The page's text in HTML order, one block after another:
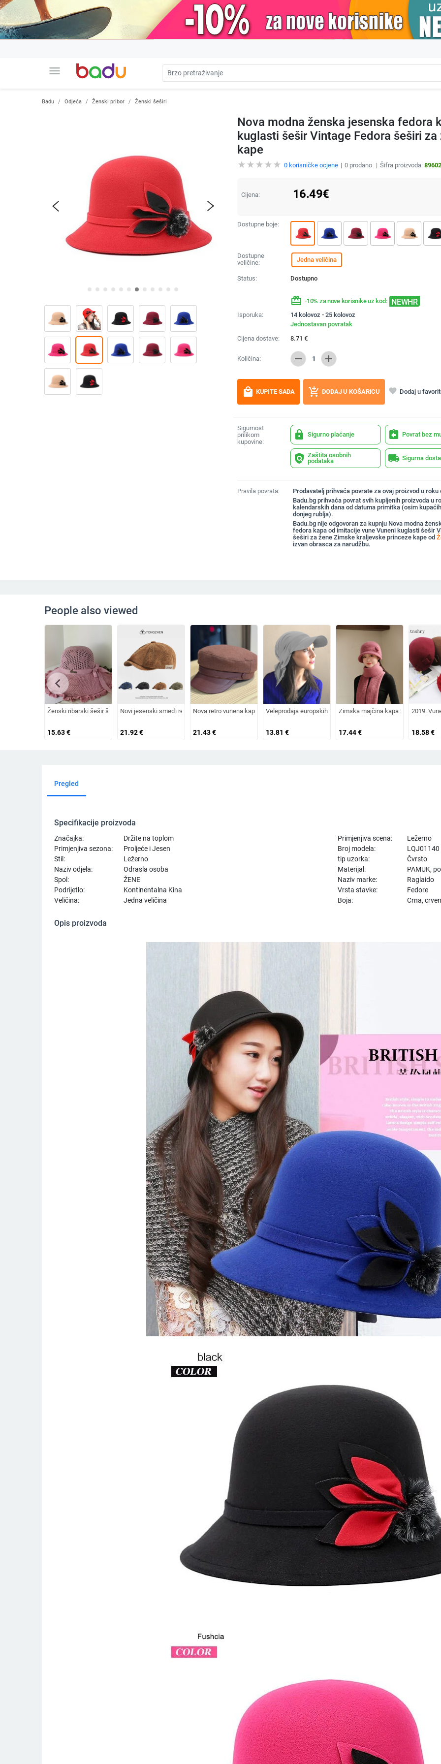
menu
Badu Odjeća Ženski pribor Ženski šeširi
Nova modna ženska jesenska fedora
kuglasti šešir Vintage Fedora šeširi
kape
0korisničke ocjene 0prodano Šifra proizvoda:
Cijena: 16.49€
Dostupne boje:
Dostupne
veličine:
Jedna veličina
Status: Dostupno
redeem -10% za nove korisnike uz kod: NEWHR
Isporuka:
14 kolovoz - 25 kolovoz
Jednostavan povratak
Cijena dostave:
8.71 €
Količina: remove 1 add
local_mall KUPITE SADA add_shopping_cart DODAJ U KOŠARICU favorite Dodaj u
Sigurnost
prilikom
kupovine:
lock Sigurno plaćanje assignment_return Povrat bez
policy Zaštita osobnih
podataka
local_shipping Sigurna
Pravila povrata:
Prodavatelj prihvaća povrate za ovaj proizvod u roku
Badu.bg prihvaća povrat svih kupljenih proizvoda u
kalendarskih dana od datuma primitka (osim
donjeg rublja).
Badu.bg nije odgovoran za kupnju Nova modna
fedora kapa od imitacije vune Vuneni kuglasti šešir
šeširi za žene Zimske kraljevske princeze kape od
izvan obrasca za narudžbu.
People also viewed
Ženski ribarski šešir širokog oboda, šešir za sunce, pleteni šešir za sunce, šešir za odmor na plaži, šešir za sunce širokog oboda
15.63€
Novi jesenski smeđi retro baršunasti osmerokutni šešir za muškarce i žene, nošen unatrag s beretkom, univerzalni
21.92€
Nova retro vunena kapa od umjetnog krzna za jesen i zimu 2025. za žene, britanski
21.43€
Veleprodaja europskih i američkih izvoznih ljetnih bejzbolskih
13.81 €
Zimska majčina kapa za žene
17.44€
2019.
18.58€
chevron_left
Pregled
Specifikacije proizvoda
Značajka: Držite na toplom Primjenjiva scena:
Ležerno
Primjenjiva sezona:
Proljeće i Jesen Broj modela:
LQJ01140
Stil:
Ležerno tip uzorka:
Čvrsto
Naziv odjela:
Odrasla osoba Materijal:
PAMUK,
Spol:
ŽENE Naziv marke:
Raglaido
Podrijetlo:
Kontinentalna Kina Vrsta stavke:
Fedore
Veličina:
Jedna veličina Boja: Crna,
Opis proizvoda